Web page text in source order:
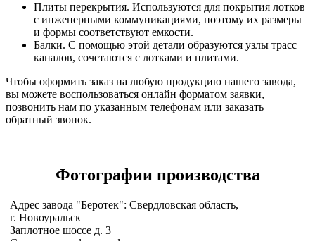
Плиты перекрытия. Используются для покрытия лотков
с инженерными коммуникациями, поэтому их размеры
и формы соответствуют емкости.
Балки. С помощью этой детали образуются узлы трасс
каналов, сочетаются с лотками и плитами.
Чтобы оформить заказ на любую продукцию нашего завода,
вы можете воспользоваться онлайн форматом заявки,
позвонить нам по указанным телефонам или заказать
обратный звонок.
Фотографии производства
Адрес завода "Беротек": Свердловская область,
г. Новоуральск
Заплотное шоссе д. 3